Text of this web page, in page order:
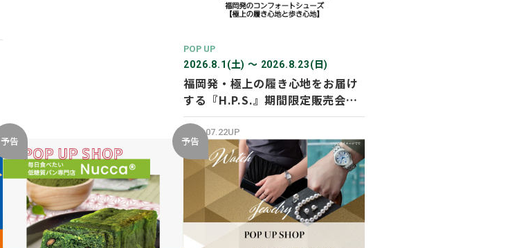
POP UP
2026.8.1(土) 〜 2026.8.23(日)
福岡発・極上の履き心地をお届け
する『H.P.S.』期間限定販売会を
開催✨
2026.07.22UP
予告 予告